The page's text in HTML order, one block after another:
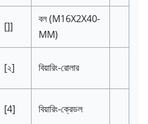
[]]
বল(M16X2X40-
MM)
[২] বিয়ারিং-রোলার
[4] বিয়ারিং-ক্রেডল